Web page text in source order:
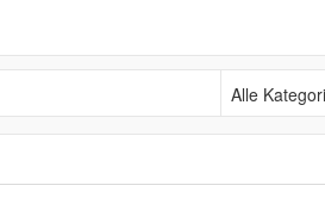
Alle Kategorien